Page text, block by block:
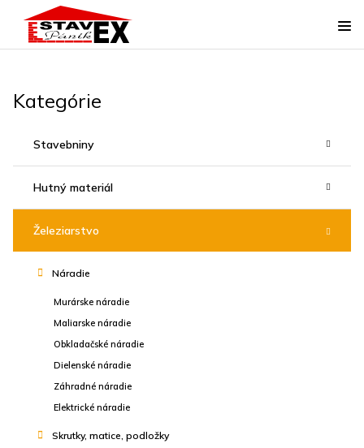
Kategórie
Stavebniny
Hutný materiál
Železiarstvo
Náradie
Murárske náradie
Maliarske náradie
Obkladačské náradie
Dielenské náradie
Záhradné náradie
Elektrické náradie
Skrutky, matice, podložky